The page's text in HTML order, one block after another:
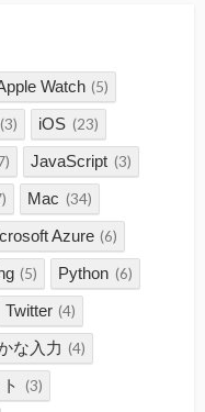
Watch (5)
(3) iOS (23)
JavaScript (3)
Mac (34)
Azure (6)
(5) Python (6)
Twitter (4)
な入力 (4)
(3)